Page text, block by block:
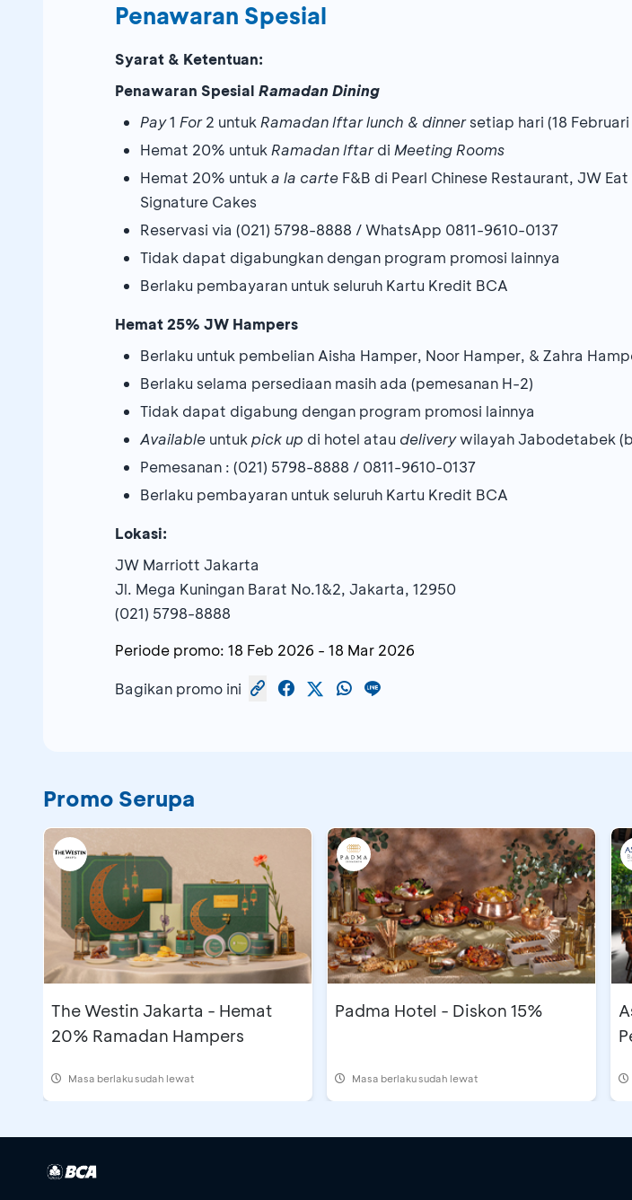
Penawaran Spesial
Syarat & Ketentuan:
Penawaran Spesial Ramadan Dining
Pay1 For2 untukRamadan Iftar lunch & dinnersetiap hari (18
Hemat 20% untukRamadan Iftardi Meeting Rooms
Hemat 20% untuka la carte F&B di Pearl Chinese Restaurant, JW
Signature Cakes
Reservasi via (021) 5798-8888 / WhatsApp 0811-9610-0137
Tidak dapat digabungkan dengan program promosi lainnya
Berlaku pembayaran untuk seluruh Kartu Kredit BCA
Hemat 25% JW Hampers
Berlaku untuk pembelian Aisha Hamper, Noor Hamper, & Zahra
Berlaku selama persediaan masih ada (pemesanan H-2)
Tidak dapat digabung dengan program promosi lainnya
Available untukpick up di hotel atau deliverywilayah Jabodetabek
Pemesanan : (021) 5798-8888 / 0811-9610-0137
Berlaku pembayaran untuk seluruh Kartu Kredit BCA
Lokasi:
JW Marriott Jakarta
Jl. Mega Kuningan Barat No.1&2, Jakarta, 12950
(021) 5798-8888
Periode promo: 18 Feb 2026 - 18 Mar 2026
Bagikan promo ini
Promo Serupa
The Westin Jakarta - Hemat
20% Ramadan Hampers
Masa berlaku sudah lewat
Padma Hotel - Diskon 15%
Masa berlaku sudah lewat